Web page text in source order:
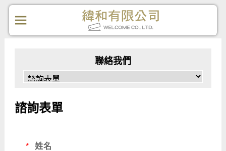
聯絡我們
諮詢表單
* 姓名